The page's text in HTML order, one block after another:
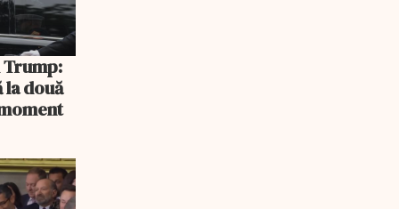
Trump:
la două